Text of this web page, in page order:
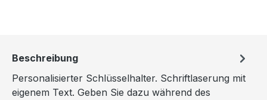
Beschreibung
Personalisierter Schlüsselhalter. Schriftlaserung mit
eigenem Text. Geben Sie dazu während des